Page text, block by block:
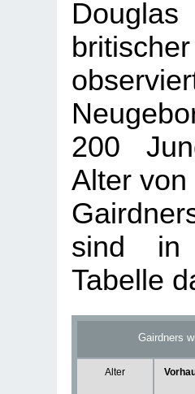
200
Alter
sind in
Tabelle
Gairdners
Alter